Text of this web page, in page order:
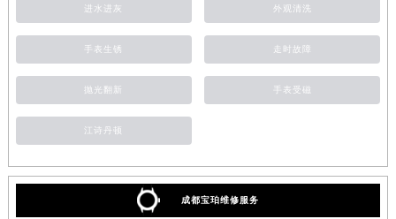
进水进灰 外观清洗
手表生锈 走时故障
抛光翻新 手表受磁
江诗丹顿
成都宝珀维修服务